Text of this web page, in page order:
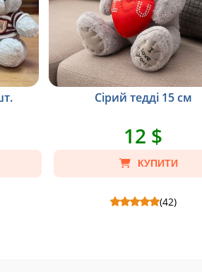
Сірий тедді 15 см
12 $
КУПИТИ
(42)